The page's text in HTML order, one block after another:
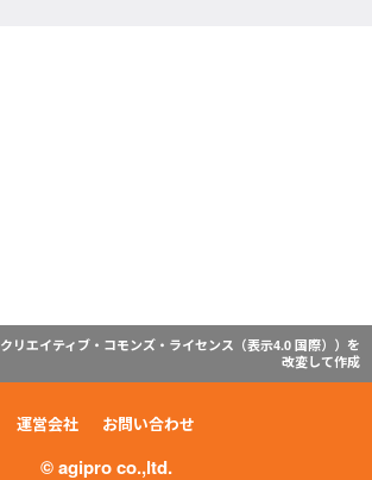
クリエイティブ・コモンズ・ライセンス（表示4.0 国際） ）を
改変して作成
運営会社 お問い合わせ
© agipro co.,ltd.